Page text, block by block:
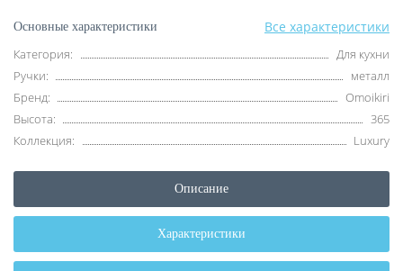
Основные характеристики Все характеристики
Категория:
Для кухни
Ручки:
металл
Бренд:
Omoikiri
Высота:
365
Коллекция:
Luxury
Описание
Характеристики